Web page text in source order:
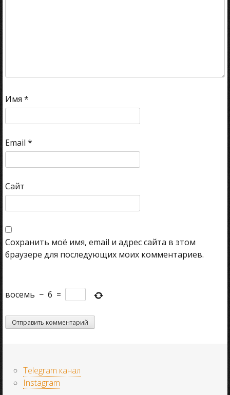
Имя *
Email *
Сайт
Сохранить моё имя, email и адрес сайта в этом
браузере для последующих моих комментариев.
восемь − 6 =
Telegram канал
Instagram